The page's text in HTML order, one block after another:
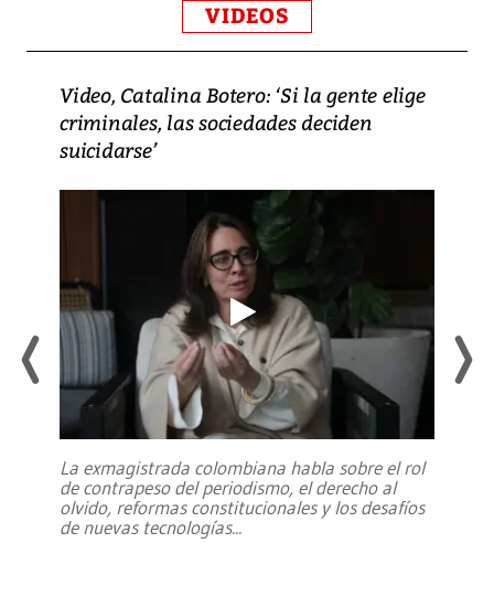
VIDEOS
Video, Catalina Botero: ‘Si la gente elige
criminales, las sociedades deciden
suicidarse’
La exmagistrada colombiana habla sobre el rol
de contrapeso del periodismo, el derecho al
olvido, reformas constitucionales y los desafíos
de nuevas tecnologías...